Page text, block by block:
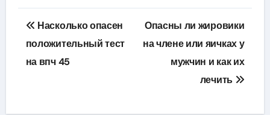
Навигация
по
записям
Насколько опасен
положительный тест
на впч 45
Опасны ли жировики
на члене или яичках у
мужчин и как их
лечить